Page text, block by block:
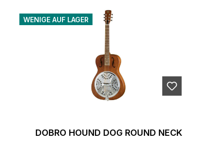
WENIGE AUF LAGER
DOBRO HOUND DOG ROUND NECK